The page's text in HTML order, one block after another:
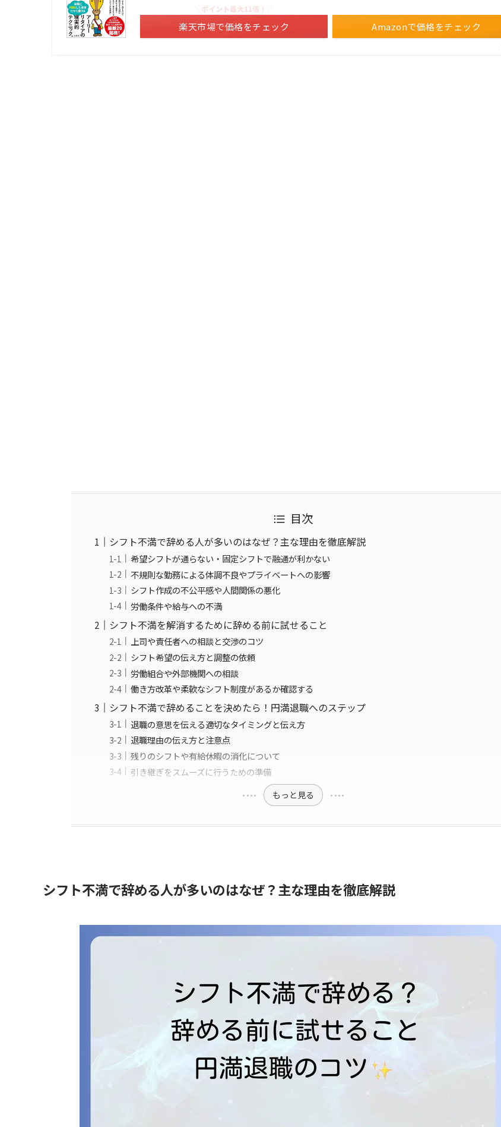
Amazonで価格をチェック
＼ポイント最大11倍！／
楽天市場で価格をチェック
目次
シフト不満で辞める人が多いのはなぜ？主な理由を徹底解説
希望シフトが通らない・固定シフトで融通が利かない
不規則な勤務による体調不良やプライベートへの影響
シフト作成の不公平感や人間関係の悪化
労働条件や給与への不満
シフト不満を解消するために辞める前に試せること
上司や責任者への相談と交渉のコツ
シフト希望の伝え方と調整の依頼
労働組合や外部機関への相談
働き方改革や柔軟なシフト制度があるか確認する
シフト不満で辞めることを決めたら！円満退職へのステップ
退職の意思を伝える適切なタイミングと伝え方
退職理由の伝え方と注意点
残りのシフトや有給休暇の消化について
引き継ぎをスムーズに行うための準備
もっと見る
シフト不満で辞める人が多いのはなぜ？主な理由を徹底解説